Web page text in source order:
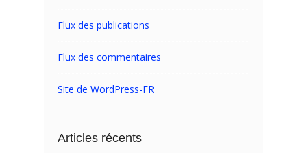
Flux des publications
Flux des commentaires
Site de WordPress-FR
Articles récents